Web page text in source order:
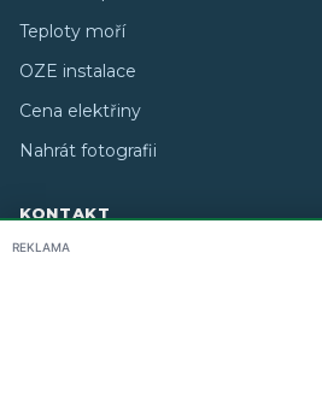
Teploty moří
OZE instalace
Cena elektřiny
Nahrát fotografii
KONTAKT
O nás
REKLAMA